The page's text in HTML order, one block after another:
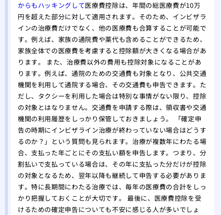
からもハッキングして医療費控除は、年間の総医療費が10万
円を超えた部分に対して適用されます。そのため、インビザラ
インの治療費だけでなく、他の医療費も合算することが可能で
す。例えば、家族の通院費や薬代も含めることができるため、
家族全体での医療費を考慮すると控除額が大きくなる場合があ
ります。 また、治療費以外の費用も控除対象になることがあ
ります。例えば、通院のための交通費も対象となり、公共交通
機関を利用して通院する場合、その交通費も申告できます。た
だし、タクシーを利用した場合は特別な事情がない限り、控除
の対象とはなりません。交通費を申請する際は、領収書や交通
機関の利用履歴をしっかり保管しておきましょう。 「確定申
告の時期にインビザライン治療が終わっていない場合はどうす
るのか？」という質問も見られます。治療が複数年にわたる場
合、支払った年ごとにその支払い額を申告します。つまり、分
割払いで支払っている場合は、その年に支払った分だけが控除
の対象となるため、翌年以降も継続して申告する必要がありま
す。特に長期間にわたる治療では、毎年の医療費の合計をしっ
かり把握しておくことが大切です。 最後に、医療費控除を受
けるための確定申告についても不安に感じる人が多いでしょ